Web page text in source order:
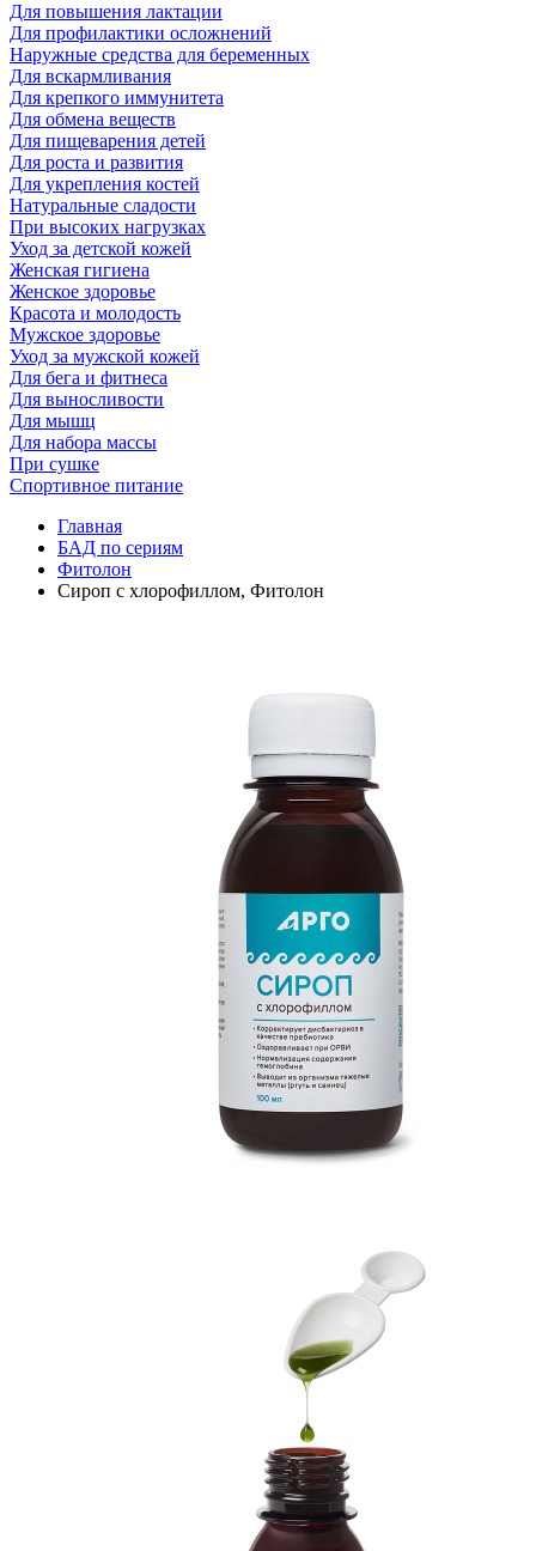
Для повышения лактации
Для профилактики осложнений
Наружные средства для беременных
Для вскармливания
Для крепкого иммунитета
Для обмена веществ
Для пищеварения детей
Для роста и развития
Для укрепления костей
Натуральные сладости
При высоких нагрузках
Уход за детской кожей
Женская гигиена
Женское здоровье
Красота и молодость
Мужское здоровье
Уход за мужской кожей
Для бега и фитнеса
Для выносливости
Для мышц
Для набора массы
При сушке
Спортивное питание
Главная
БАД по сериям
Фитолон
Сироп с хлорофиллом, Фитолон